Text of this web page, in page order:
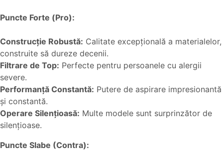
Puncte Forte (Pro):
Construcție Robustă: Calitate excepțională a materialelor,
construite să dureze decenii.
Filtrare de Top: Perfecte pentru persoanele cu alergii
severe.
Performanță Constantă: Putere de aspirare impresionantă
și constantă.
Operare Silențioasă: Multe modele sunt surprinzător de
silențioase.
Puncte Slabe (Contra):